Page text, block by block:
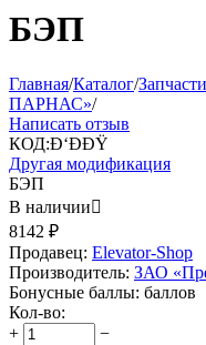
БЭП
Главная/Каталог/
ПАРНАС»/
Написать отзыв
КОД:Ð‘Ð­ÐŸ
Другая модификация
БЭП
В наличии
8142 ₽
Продавец: Elevator-Shop
Производитель: ЗАО
Бонусные баллы: баллов
Кол-во:
+
−